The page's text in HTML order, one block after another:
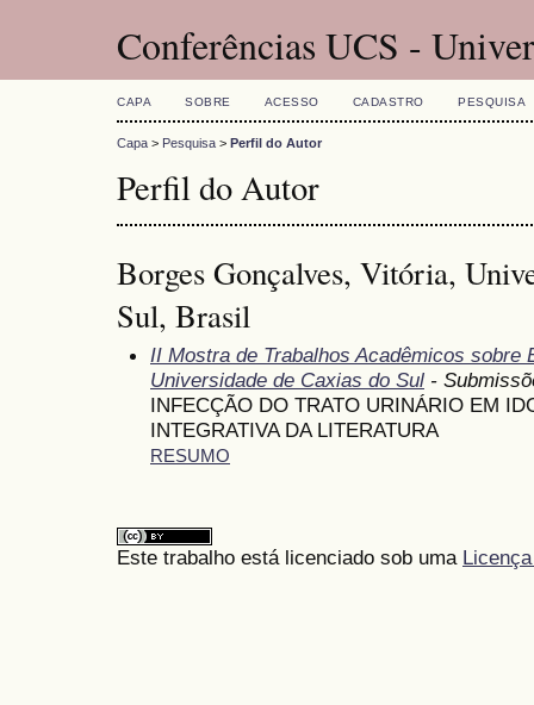
Conferências UCS -
CAPA SOBRE ACESSO CADASTRO PESQUISA
Capa > Pesquisa > Perfil do Autor
Perfil do Autor
Borges Gonçalves, Vitória,
Sul, Brasil
II Mostra de Trabalhos Acadêmicos sobre
Universidade de Caxias do Sul -
INFECÇÃO DO TRATO URINÁRIO EM
INTEGRATIVA DA LITERATURA
RESUMO
Este trabalho está licenciado sob uma